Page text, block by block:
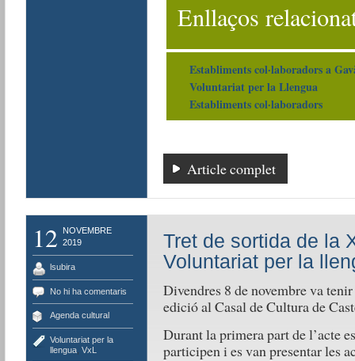
Enllaços
Establiments col·laboradors a
Voluntariat per la Llengua
Establiments col·laboradors
Article complet
12
NOVEMBRE
2019
lsubira
No hi ha comentaris
Agenda cultural
Voluntariat per la
llengua, VxL
Tret de sortida de la
Voluntariat per la
Divendres 8 de novembre va
edició al Casal de Cultura de
Durant la primera part de l’acte
participen i es van presentar les